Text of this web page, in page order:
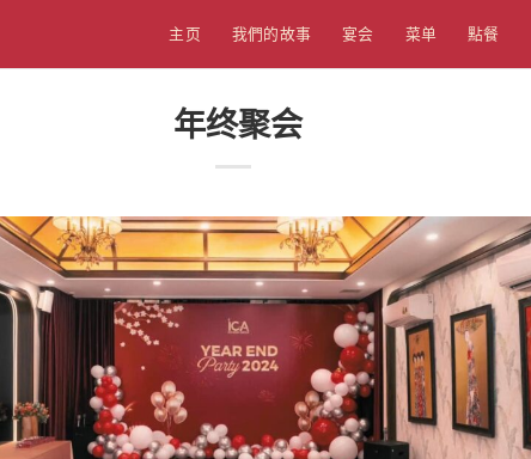
主页 我們的故事 宴会 菜单 點餐
年终聚会